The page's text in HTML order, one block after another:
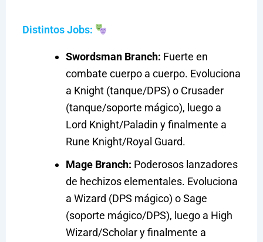
Distintos Jobs:
Swordsman Branch: Fuerte en
combate cuerpo a cuerpo. Evoluciona
a Knight (tanque/DPS) o Crusader
(tanque/soporte mágico), luego a
Lord Knight/Paladin y finalmente a
Rune Knight/Royal Guard.
Mage Branch: Poderosos lanzadores
de hechizos elementales. Evoluciona
a Wizard (DPS mágico) o Sage
(soporte mágico/DPS), luego a High
Wizard/Scholar y finalmente a